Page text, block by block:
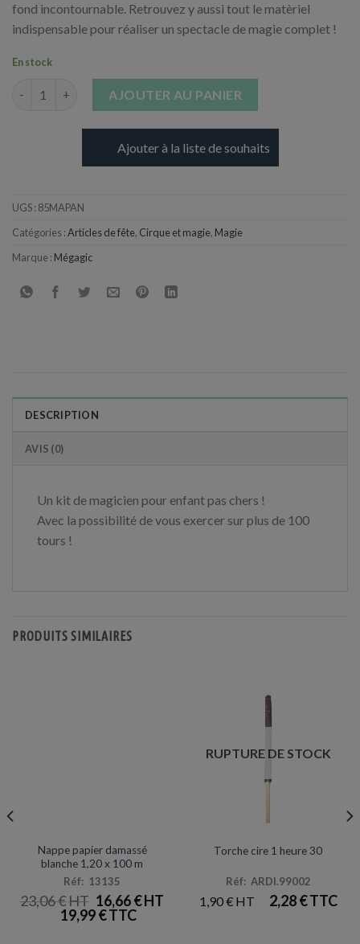
fond incontournable. Retrouvez y aussi tout le matèriel
indispensable pour réaliser un spectacle de magie complet !
En stock
AJOUTER AU PANIER
Ajouter à la liste de souhaits
UGS : 85MAPAN
Catégories :Articles de fête, Cirque et magie, Magie
Marque : Mégagic
DESCRIPTION
AVIS (0)
Un kit de magicien pour enfant pas chers !
Avec la possibilité de vous exercer sur plus de 100
tours !
PRODUITS SIMILAIRES
Promotion
Nappe papier damassé
blanche 1,20 x 100 m
Réf: 13135
23,06€
LE
PRIX
INITIAL
16,66€
19,99€
RUPTURE DE STOCK
Torche cire 1 heure 30
Réf: ARDI.99002
1,90€ 2,28€